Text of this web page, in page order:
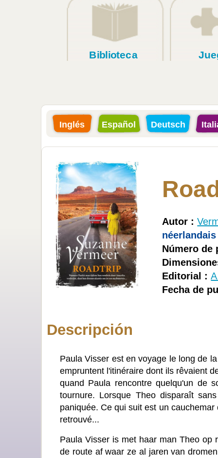
Biblioteca
Inglés Español Deutsch
Autor :
néerlandais
Número de
Editorial :
Fecha de
Descripción
Paula Visser est en voyage le long de
empruntent l'itinéraire dont ils rêvaient
quand Paula rencontre quelqu'un de
tournure. Lorsque Theo disparaît
paniquée. Ce qui suit est un
retrouvé...
Paula Visser is met haar man Theo op
de route af waar ze al jaren van